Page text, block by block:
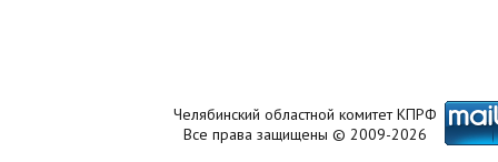
Челябинский областной комитет КПРФ
Все права защищены © 2009-2026